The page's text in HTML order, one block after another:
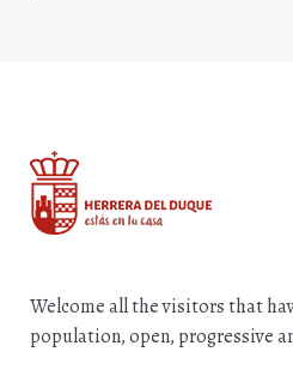
Welcome all the visitors that
population, open, progressive